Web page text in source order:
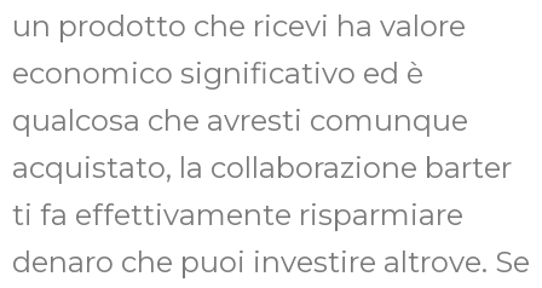
un prodotto che ricevi ha valore
economico significativo ed è
qualcosa che avresti comunque
acquistato, la collaborazione barter
ti fa effettivamente risparmiare
denaro che puoi investire altrove. Se